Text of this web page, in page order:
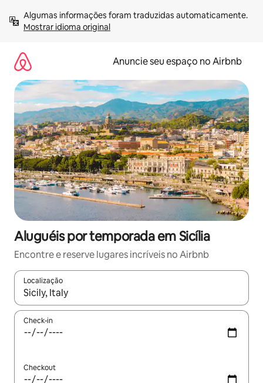
para
Mostrar idioma original
Anuncie seu espaço no Airbnb
Aluguéis por temporada em Sicília
Encontre e reserve lugares incríveis no Airbnb
Localização
Quando os resultados estiverem disponíveis, explore-os
Check-in
Checkout